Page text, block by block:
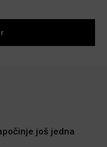
još jedna